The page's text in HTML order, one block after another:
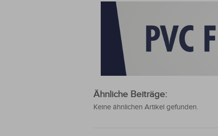
Ähnliche Beiträge:
Keine ähnlichen Artikel gefunden.